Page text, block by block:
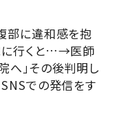
部に違和感を抱
に行くと…→医師
へ」その後判明し
での発信をす